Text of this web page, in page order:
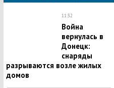
11:32
Война
вернулась в
Донецк:
снаряды
разрываются возле жилых
домов